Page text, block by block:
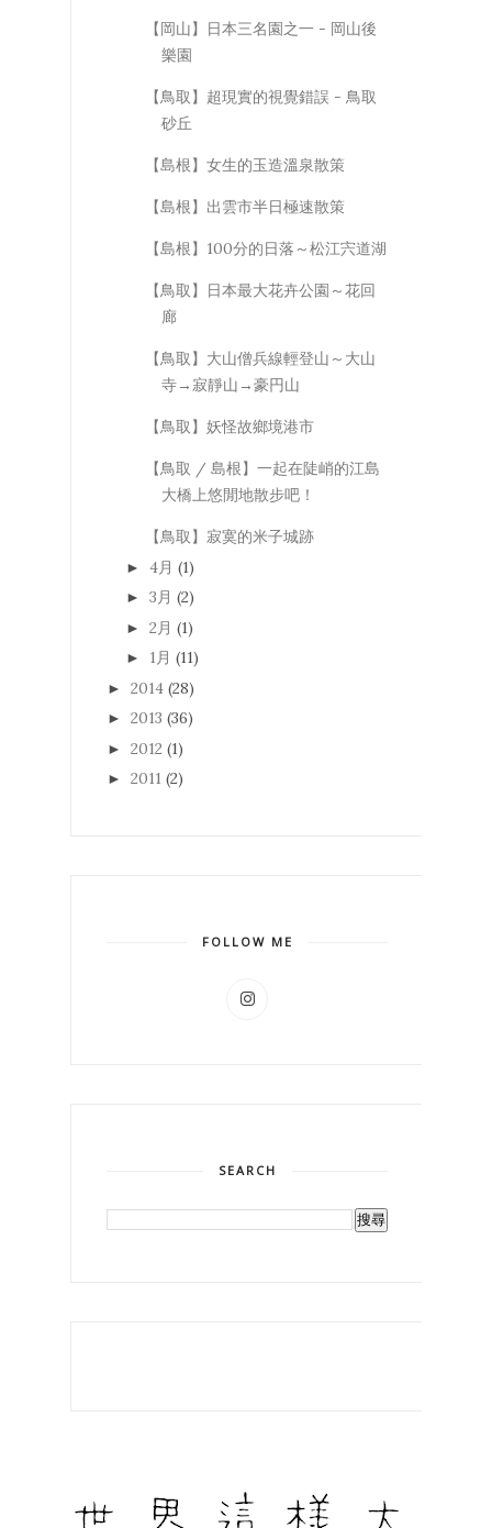
【岡山】日本三名園之一 - 岡山後
樂園
【鳥取】超現實的視覺錯誤 - 鳥取
砂丘
【島根】女生的玉造溫泉散策
【島根】出雲市半日極速散策
【島根】100分的日落～松江宍道湖
【鳥取】日本最大花卉公園～花回
廊
【鳥取】大山僧兵線輕登山～大山
寺→寂靜山→豪円山
【鳥取】妖怪故鄉境港市
【鳥取 / 島根】一起在陡峭的江島
大橋上悠閒地散步吧！
【鳥取】寂寞的米子城跡
► 4月 (1)
► 3月 (2)
► 2月 (1)
► 1月 (11)
► 2014 (28)
► 2013 (36)
► 2012 (1)
► 2011 (2)
FOLLOW ME
SEARCH